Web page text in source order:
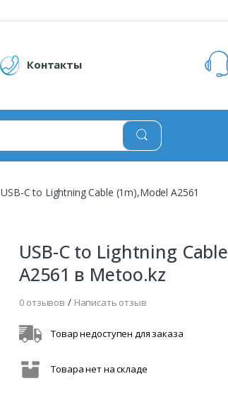
Контакты
USB-C to Lightning Cable (1m),Model A2561
USB-C to Lightning
A2561 в Metoo.kz
0 отзывов / Написать отзыв
Товар недоступен для заказа
Товара нет на складе